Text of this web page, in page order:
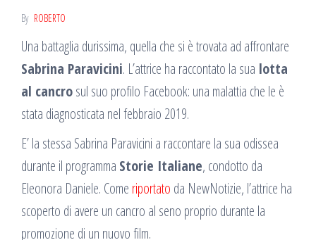
By ROBERTO
Una battaglia durissima, quella che si è trovata ad affrontare
Sabrina Paravicini. L’attrice ha raccontato la sua lotta
al cancrosul suo profilo Facebook: una malattia che le è
stata diagnosticata nel febbraio 2019.
E’ la stessa Sabrina Paravicini a raccontare la sua odissea
durante il programma Storie Italiane, condotto da
Eleonora Daniele. Come riportato da NewNotizie, l’attrice ha
scoperto di avere un cancro al seno proprio durante la
promozione di un nuovo film.